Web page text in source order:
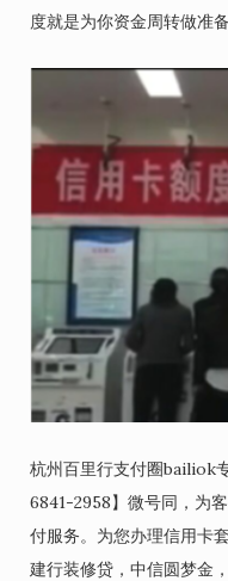
度就是为你资金周转做准备
杭州百里行支付圈bailiok
6841-2958】微号同，为
付服务。为您办理信用卡
建行装修贷，中信圆梦金